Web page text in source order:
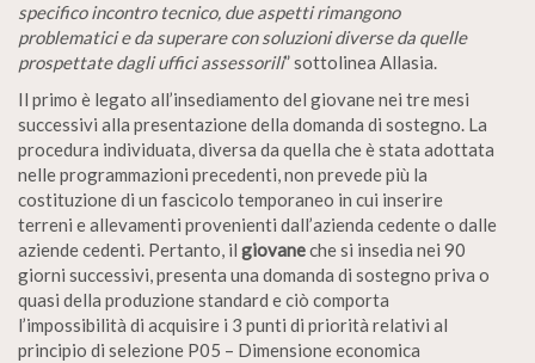
specifico incontro tecnico, due aspetti rimangono
problematici e da superare con soluzioni diverse da quelle
prospettate dagli uffici assessorili” sottolinea Allasia.
Il primo è legato all’insediamento del giovane nei tre mesi
successivi alla presentazione della domanda di sostegno. La
procedura individuata, diversa da quella che è stata adottata
nelle programmazioni precedenti, non prevede più la
costituzione di un fascicolo temporaneo in cui inserire
terreni e allevamenti provenienti dall’azienda cedente o dalle
aziende cedenti. Pertanto, il giovaneche si insedia nei 90
giorni successivi, presenta una domanda di sostegno priva o
quasi della produzione standard e ciò comporta
l’impossibilità di acquisire i 3 punti di priorità relativi al
principio di selezione P05 – Dimensione economica